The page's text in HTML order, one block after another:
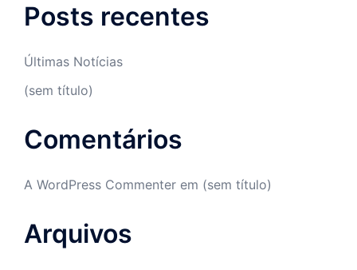
Posts recentes
Últimas Notícias
(sem título)
Comentários
A WordPress Commenter em (sem título)
Arquivos